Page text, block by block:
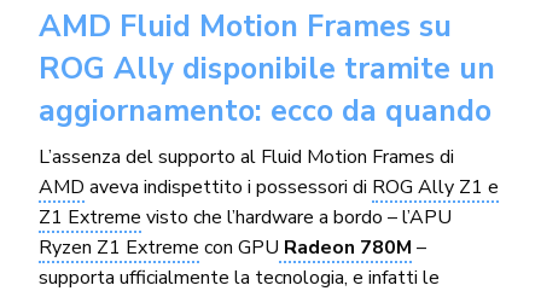
AMD Fluid Motion Frames su
ROG Ally disponibile tramite un
aggiornamento: ecco da quando
L’assenza del supporto al Fluid Motion Frames di
AMD aveva indispettito i possessori di ROG Ally Z1 e
Z1 Extreme visto che l’hardware a bordo – l’APU
Ryzen Z1 Extreme con GPU Radeon 780M –
supporta ufficialmente la tecnologia, e infatti le